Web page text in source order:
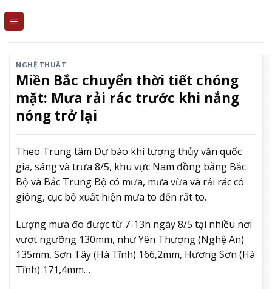
NGHỆ THUẬT
Miền Bắc chuyển thời tiết chóng
mặt: Mưa rải rác trước khi nắng
nóng trở lại
Theo Trung tâm Dự báo khí tượng thủy văn quốc
gia, sáng và trưa 8/5, khu vực Nam đồng bằng Bắc
Bộ và Bắc Trung Bộ có mưa, mưa vừa và rải rác có
giông, cục bộ xuất hiện mưa to đến rất to.
Lượng mưa đo được từ 7-13h ngày 8/5 tại nhiều nơi
vượt ngưỡng 130mm, như Yên Thượng (Nghệ An)
135mm, Sơn Tây (Hà Tĩnh) 166,2mm, Hương Sơn (Hà
Tĩnh) 171,4mm…